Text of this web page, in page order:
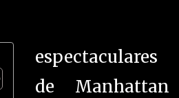
espectaculares
de Manhattan